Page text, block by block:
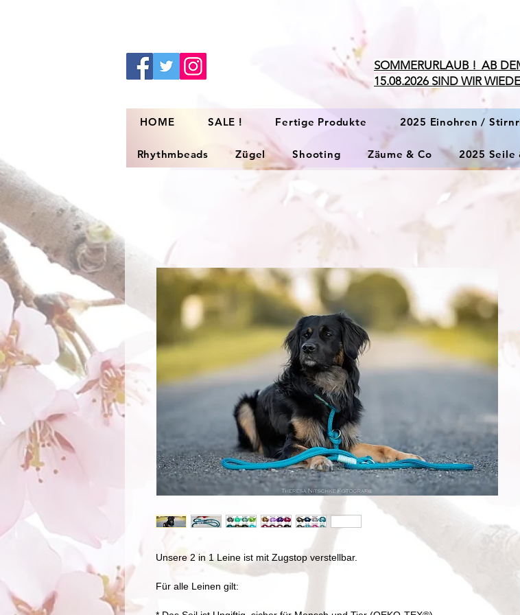
​SOMMERURLAUB ! AB
15.08.2026 SIND WIR
HOME SALE ! Fertige Produkte 2025 Einohren /
Rhythmbeads Zügel Shooting Zäume & Co 2025 Seile
Unsere 2 in 1 Leine ist mit Zugstop verstellbar.
Für alle Leinen gilt: